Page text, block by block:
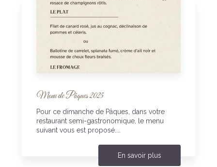
Menu de Pâques 2025
Pour ce dimanche de Pâques, dans votre
restaurant semi-gastronomique, le menu
suivant vous est proposé....
En savoir plus